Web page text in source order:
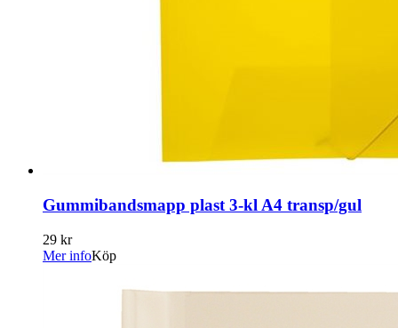
Gummibandsmapp plast 3-kl A4 transp/gul
29 kr
Mer infoKöp